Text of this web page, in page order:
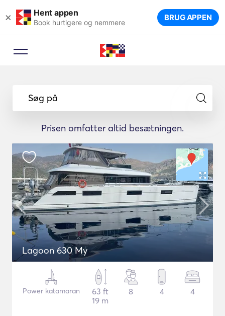
× Hent appen
Book hurtigere og nemmere BRUG APPEN
Søg på
Prisen omfatter altid besætningen.
Lagoon 630 My
Power katamaran
63 ft
19 m
8 4 4